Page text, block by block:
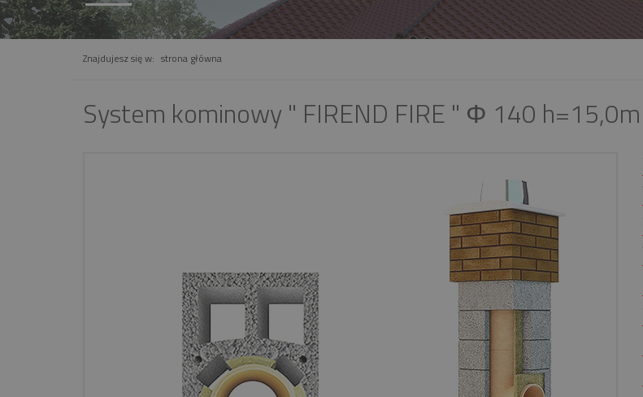
Znajdujesz się w: strona główna
System kominowy " FIREND FIRE " Φ 140